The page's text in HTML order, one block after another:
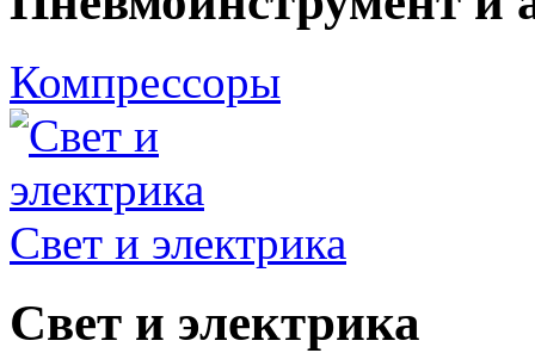
Компрессоры
Свет и электрика
Свет и электрика